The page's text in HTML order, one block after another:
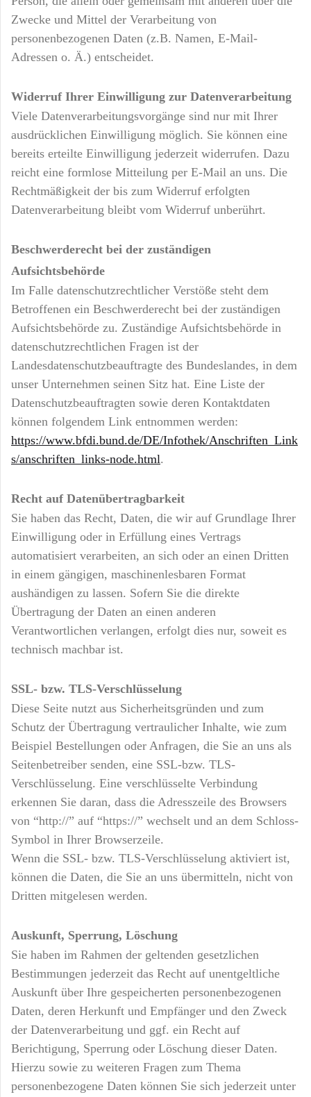
Zwecke und Mittel der Verarbeitung von
personenbezogenen Daten (z.B. Namen, E-Mail-
Adressen o. Ä.) entscheidet.
Widerruf Ihrer Einwilligung zur Datenverarbeitung
Viele Datenverarbeitungsvorgänge sind nur mit Ihrer
ausdrücklichen Einwilligung möglich. Sie können eine
bereits erteilte Einwilligung jederzeit widerrufen. Dazu
reicht eine formlose Mitteilung per E-Mail an uns. Die
Rechtmäßigkeit der bis zum Widerruf erfolgten
Datenverarbeitung bleibt vom Widerruf unberührt.
Beschwerderecht bei der zuständigen
Aufsichtsbehörde
Im Falle datenschutzrechtlicher Verstöße steht dem
Betroffenen ein Beschwerderecht bei der zuständigen
Aufsichtsbehörde zu. Zuständige Aufsichtsbehörde in
datenschutzrechtlichen Fragen ist der
Landesdatenschutzbeauftragte des Bundeslandes, in dem
unser Unternehmen seinen Sitz hat. Eine Liste der
Datenschutzbeauftragten sowie deren Kontaktdaten
können folgendem Link entnommen werden:
https://www.bfdi.bund.de/DE/Infothek/Anschriften_Link
s/anschriften_links-node.html.
Recht auf Datenübertragbarkeit
Sie haben das Recht, Daten, die wir auf Grundlage Ihrer
Einwilligung oder in Erfüllung eines Vertrags
automatisiert verarbeiten, an sich oder an einen Dritten
in einem gängigen, maschinenlesbaren Format
aushändigen zu lassen. Sofern Sie die direkte
Übertragung der Daten an einen anderen
Verantwortlichen verlangen, erfolgt dies nur, soweit es
technisch machbar ist.
SSL- bzw. TLS-Verschlüsselung
Diese Seite nutzt aus Sicherheitsgründen und zum
Schutz der Übertragung vertraulicher Inhalte, wie zum
Beispiel Bestellungen oder Anfragen, die Sie an uns als
Seitenbetreiber senden, eine SSL-bzw. TLS-
Verschlüsselung. Eine verschlüsselte Verbindung
erkennen Sie daran, dass die Adresszeile des Browsers
von “http://” auf “https://” wechselt und an dem Schloss-
Symbol in Ihrer Browserzeile.
Wenn die SSL- bzw. TLS-Verschlüsselung aktiviert ist,
können die Daten, die Sie an uns übermitteln, nicht von
Dritten mitgelesen werden.
Auskunft, Sperrung, Löschung
Sie haben im Rahmen der geltenden gesetzlichen
Bestimmungen jederzeit das Recht auf unentgeltliche
Auskunft über Ihre gespeicherten personenbezogenen
Daten, deren Herkunft und Empfänger und den Zweck
der Datenverarbeitung und ggf. ein Recht auf
Berichtigung, Sperrung oder Löschung dieser Daten.
Hierzu sowie zu weiteren Fragen zum Thema
personenbezogene Daten können Sie sich jederzeit unter